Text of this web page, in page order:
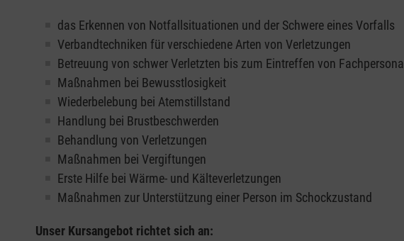
das Erkennen von Notfallsituationen und der Schwere eines Vorfalls
Verbandtechniken für verschiedene Arten von Verletzungen
Betreuung von schwer Verletzten bis zum Eintreffen von Fachpersonal
Maßnahmen bei Bewusstlosigkeit
Wiederbelebung bei Atemstillstand
Handlung bei Brustbeschwerden
Behandlung von Verletzungen
Maßnahmen bei Vergiftungen
Erste Hilfe bei Wärme- und Kälteverletzungen
Maßnahmen zur Unterstützung einer Person im Schockzustand
Unser Kursangebot richtet sich an: